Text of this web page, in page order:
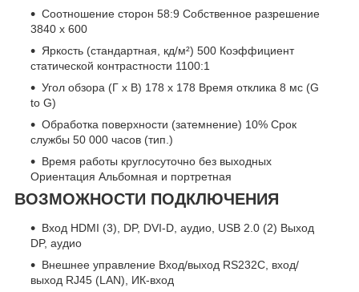
Соотношение сторон 58:9 Собственное разрешение
3840 x 600
Яркость (стандартная, кд/м²) 500 Коэффициент
статической контрастности 1100:1
Угол обзора (Г x В) 178 x 178 Время отклика 8 мс (G
to G)
Обработка поверхности (затемнение) 10% Срок
службы 50 000 часов (тип.)
Время работы круглосуточно без выходных
Ориентация Альбомная и портретная
ВОЗМОЖНОСТИ ПОДКЛЮЧЕНИЯ
Вход HDMI (3), DP, DVI-D, аудио, USB 2.0 (2) Выход
DP, аудио
Внешнее управление Вход/выход RS232C, вход/
выход RJ45 (LAN), ИК-вход